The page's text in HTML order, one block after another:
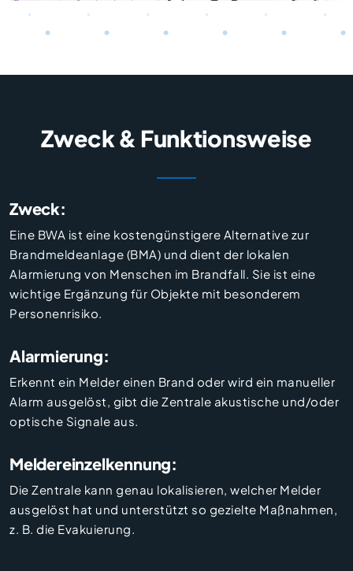
Zweck & Funktionsweise
Zweck:
Eine BWA ist eine kostengünstigere Alternative zur
Brandmeldeanlage (BMA) und dient der lokalen
Alarmierung von Menschen im Brandfall. Sie ist eine
wichtige Ergänzung für Objekte mit besonderem
Personenrisiko.
Alarmierung:
Erkennt ein Melder einen Brand oder wird ein manueller
Alarm ausgelöst, gibt die Zentrale akustische und/oder
optische Signale aus.
Meldereinzelkennung:
Die Zentrale kann genau lokalisieren, welcher Melder
ausgelöst hat und unterstützt so gezielte Maßnahmen,
z. B. die Evakuierung.